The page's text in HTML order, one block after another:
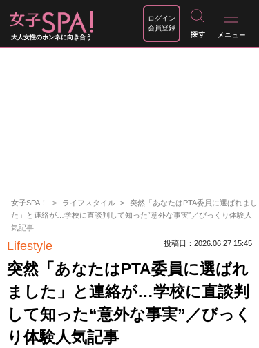
大人女性のホンネに向き合う
ログイン
会員登録
女子SPA！ ライフスタイル
突然「あなたはPTA委員に選ばれまし
た」と連絡が…学校に直談判して知った“意外な事実”／びっくり体験人
気記事
Lifestyle 投稿日：2026.06.27 15:45
突然「あなたはPTA委員に選ばれ
ました」と連絡が…学校に直談判
して知った“意外な事実”／びっく
り体験人気記事